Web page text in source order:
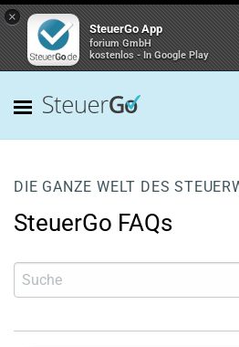
×
SteuerGo App
forium GmbH
kostenlos - In Google Play
DIE GANZE WELT DES
SteuerGo FAQs